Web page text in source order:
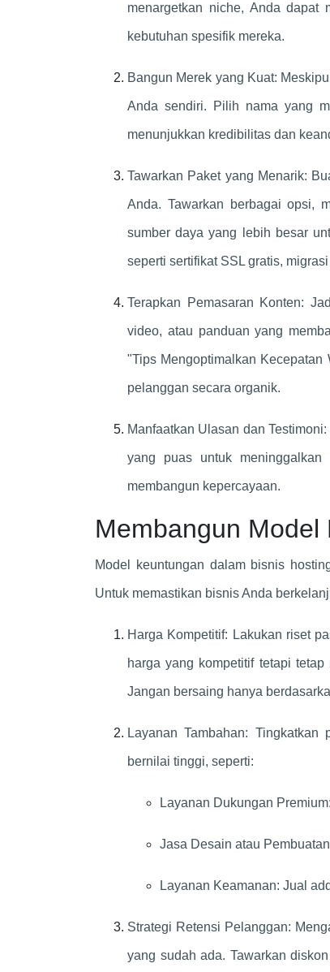
menargetkan niche, Anda dapat
kebutuhan spesifik mereka.
Bangun Merek yang Kuat:
Anda sendiri. Pilih nama yang
menunjukkan kredibilitas dan
Tawarkan Paket yang Menarik:
Anda. Tawarkan berbagai opsi,
sumber daya yang lebih besar
seperti sertifikat SSL gratis,
Terapkan Pemasaran Konten:
video, atau panduan yang
"Tips Mengoptimalkan
pelanggan secara organik.
Manfaatkan Ulasan dan
yang puas untuk
membangun kepercayaan.
Membangun
Model keuntungan dalam bisnis
Untuk memastikan bisnis Anda
Harga Kompetitif: Lakukan riset
harga yang kompetitif tetapi
Jangan bersaing hanya
Layanan Tambahan:
bernilai tinggi, seperti:
Layanan Dukungan
Jasa Desain atau
Layanan Keamanan: Jual
Strategi Retensi Pelanggan:
yang sudah ada. Tawarkan